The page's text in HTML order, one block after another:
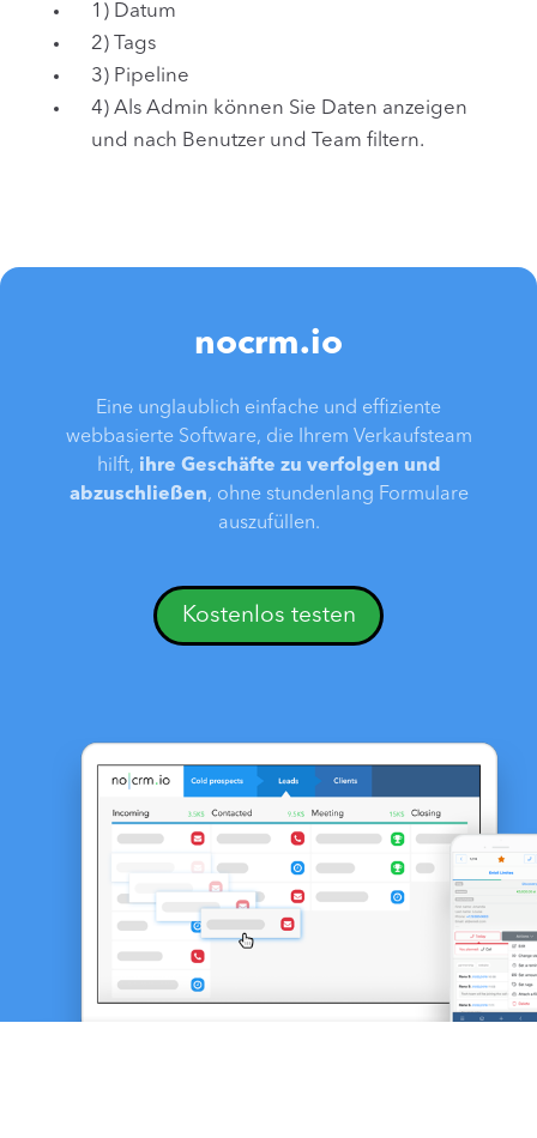
1) Datum
2) Tags
3) Pipeline
4) Als Admin können Sie Daten anzeigen
und nach Benutzer und Team filtern.
nocrm.io
Eine unglaublich einfache und effiziente
webbasierte Software, die Ihrem Verkaufsteam
hilft, ihre Geschäfte zu verfolgen und
abzuschließen, ohne stundenlang Formulare
auszufüllen.
Kostenlos testen